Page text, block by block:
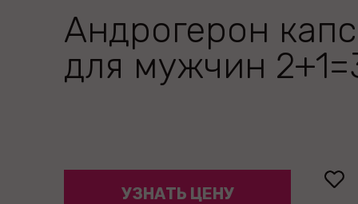
Андрогерон
для мужчин
УЗНАТЬ ЦЕНУ